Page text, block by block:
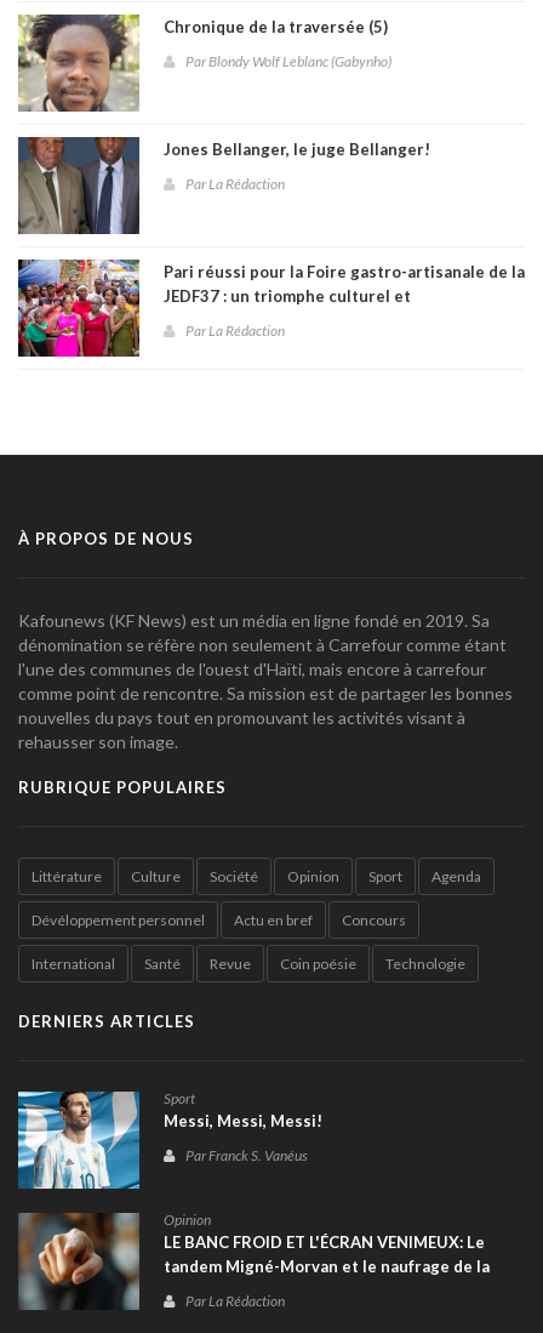
Chronique de la traversée (5)
Par Blondy Wolf Leblanc (Gabynho)
Jones Bellanger, le juge Bellanger!
Par La Rédaction
Pari réussi pour la Foire gastro-artisanale de la
JEDF37 : un triomphe culturel et
Par La Rédaction
À PROPOS DE NOUS
Kafounews (KF News) est un média en ligne fondé en 2019. Sa
dénomination se réfère non seulement à Carrefour comme étant
l'une des communes de l'ouest d'Haïti, mais encore à carrefour
comme point de rencontre. Sa mission est de partager les bonnes
nouvelles du pays tout en promouvant les activités visant à
rehausser son image.
RUBRIQUE POPULAIRES
Littérature Culture Société Opinion Sport Agenda
Dévéloppement personnel Actu en bref Concours
International Santé Revue Coin poésie Technologie
DERNIERS ARTICLES
Sport
Messi, Messi, Messi!
Par Franck S. Vanéus
Opinion
LE BANC FROID ET L'ÉCRAN VENIMEUX: Le
tandem Migné-Morvan et le naufrage de la
sélection haïtienne à la Coupe du monde 2026
Par La Rédaction